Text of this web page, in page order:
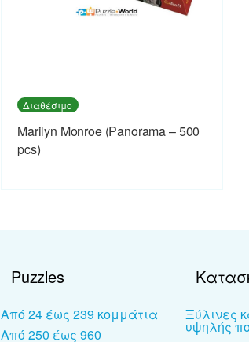
Διαθέσιμο
Marilyn Monroe (Panorama – 500
pcs)
Puzzles
Από 24 έως 239 κομμάτια
Από 250 έως 960
Ξύλινες
υψηλής